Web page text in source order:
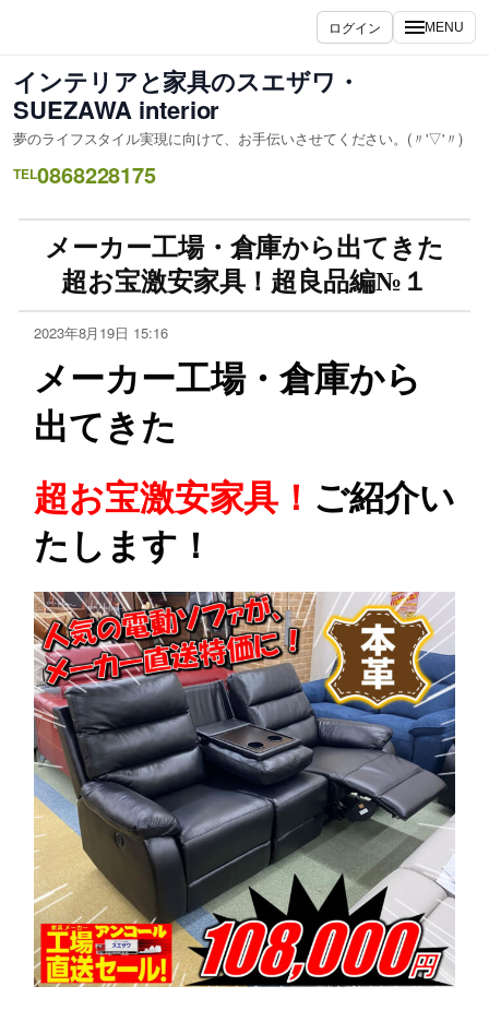
ログイン MENU
インテリアと家具のスエザワ・
SUEZAWA interior
夢のライフスタイル実現に向けて、お手伝いさせてください。(〃'▽'〃)
TEL0868228175
メーカー工場・倉庫から出てきた
超お宝激安家具！超良品編№１
2023年8月19日 15:16
メーカー工場・倉庫から
出てきた
超お宝激安家具！ ご紹介い
たします！